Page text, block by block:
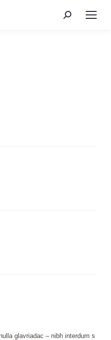
Search:
glavriadac – nibh interdum s